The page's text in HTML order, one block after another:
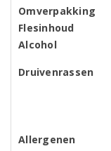
Omverpakking
Flesinhoud
Alcohol
Druivenrassen
Allergenen